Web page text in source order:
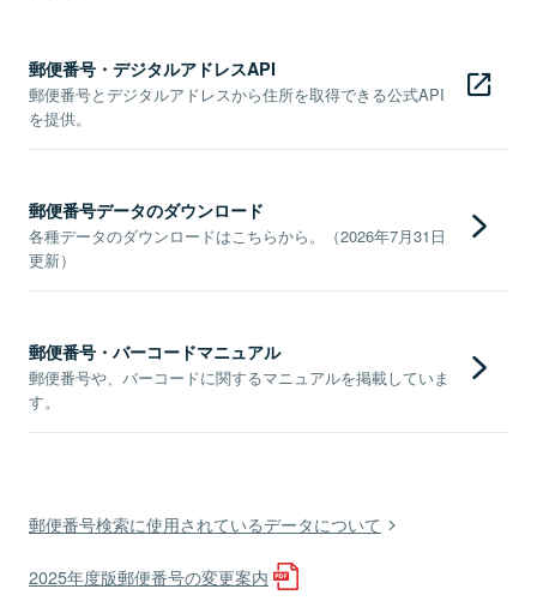
郵便番号・デジタルアドレスAPI
郵便番号とデジタルアドレスから住所を取得できる公式API
を提供。
郵便番号データのダウンロード
各種データのダウンロードはこちらから。（2026年7月31日
更新）
郵便番号・バーコードマニュアル
郵便番号や、バーコードに関するマニュアルを掲載していま
す。
郵便番号検索に使用されているデータについて
2025年度版郵便番号の変更案内